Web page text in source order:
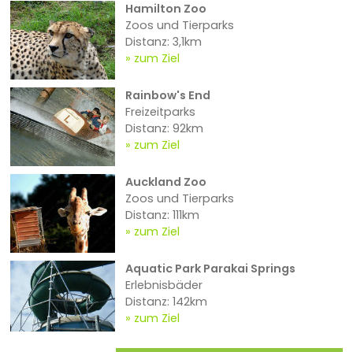
Hamilton Zoo
Zoos und Tierparks
Distanz: 3,1km
zum Ziel
Rainbow's End
Freizeitparks
Distanz: 92km
zum Ziel
Auckland Zoo
Zoos und Tierparks
Distanz: 111km
zum Ziel
Aquatic Park Parakai Springs
Erlebnisbäder
Distanz: 142km
zum Ziel